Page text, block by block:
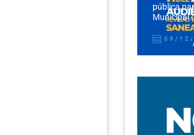
pública
Municipal
09/